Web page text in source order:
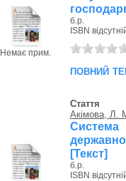
Немає прим.
б.р.
ISBN
повний
Стаття
Акімова, Л.
[Текст]
б.р.
ISBN